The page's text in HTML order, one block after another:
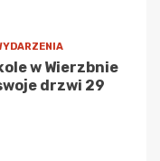
w Wierzbnie
drzwi 29